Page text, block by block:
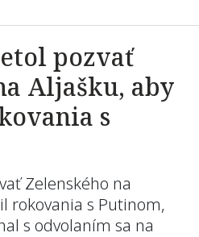
pozvať
Aljašku, aby
s
Zelenského na
rokovania s Putinom,
s odvolaním sa na